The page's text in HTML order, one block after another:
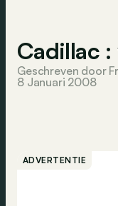
Cadillac
Geschreven door
8 Januari 2008
ADVERTENTIE